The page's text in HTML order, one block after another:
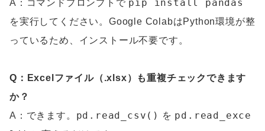
A：コマンドプロンプトで pip install pandas
を実行してください。Google ColabはPython環境が整
っているため、インストール不要です。
Q：Excelファイル（.xlsx）も重複チェックできます
か？
A：できます。 pd.read_csv() を pd.read_exce